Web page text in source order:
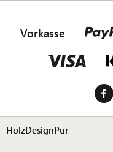
Vorkasse
HolzDesignPur